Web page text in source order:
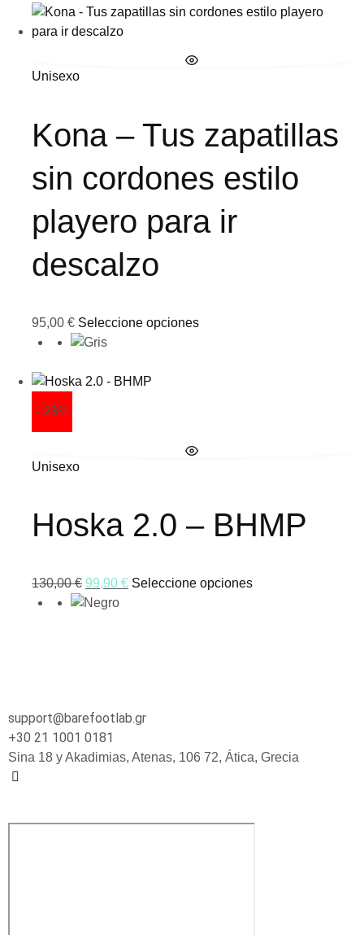
Unisexo
Kona – Tus zapatillas
sin cordones estilo
playero para ir
descalzo
95,00 € Seleccione opciones
- 23%
Unisexo
Hoska 2.0 – BHMP
130,00€ 99,90 € Seleccione opciones
support@barefootlab.gr
+30 21 1001 0181
Sina 18 y Akadimias, Atenas, 106 72, Ática, Grecia